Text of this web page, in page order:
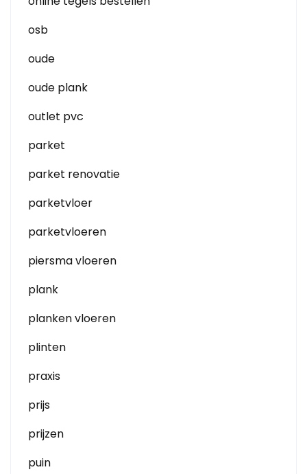
osb
oude
oude plank
outlet pvc
parket
parket renovatie
parketvloer
parketvloeren
piersma vloeren
plank
planken vloeren
plinten
praxis
prijs
prijzen
puin